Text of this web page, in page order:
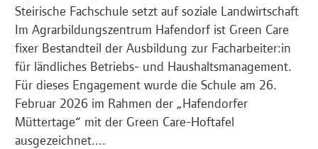
Steirische Fachschule setzt auf soziale Landwirtschaft
Im Agrarbildungszentrum Hafendorf ist Green Care
fixer Bestandteil der Ausbildung zur Facharbeiter:in
für ländliches Betriebs- und Haushaltsmanagement.
Für dieses Engagement wurde die Schule am 26.
Februar 2026 im Rahmen der „Hafendorfer
Müttertage“ mit der Green Care-Hoftafel
ausgezeichnet....